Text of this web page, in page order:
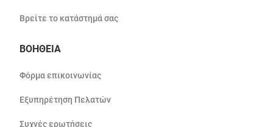
Βρείτε το κατάστημά σας
ΒΟΗΘΕΙΑ
Φόρμα επικοινωνίας
Εξυπηρέτηση Πελατών
Συχνές ερωτήσεις